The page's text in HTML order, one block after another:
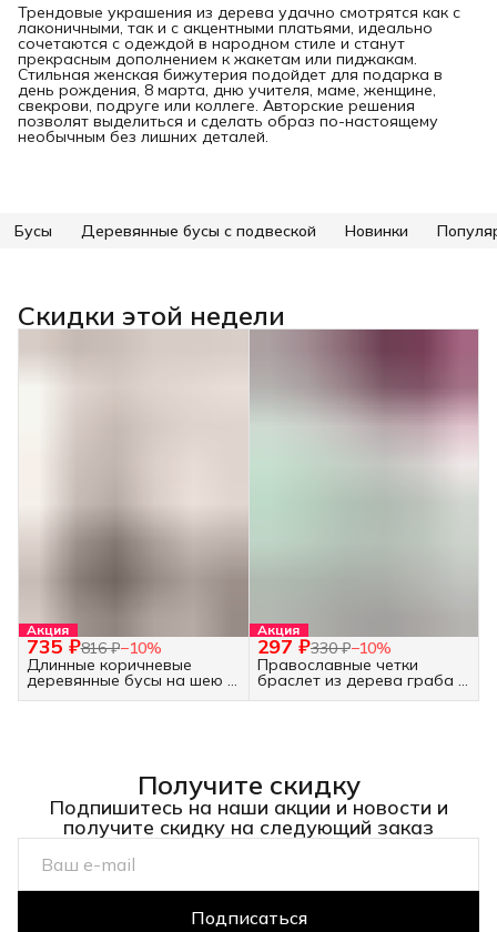
Трендовые украшения из дерева удачно смотрятся как с
лаконичными, так и с акцентными платьями, идеально
сочетаются с одеждой в народном стиле и станут
прекрасным дополнением к жакетам или пиджакам.
Стильная женская бижутерия подойдет для подарка в
день рождения, 8 марта, дню учителя, маме, женщине,
свекрови, подруге или коллеге. Авторские решения
позволят выделиться и сделать образ по-настоящему
необычным без лишних деталей.
Бусы Деревянные бусы с подвеской Новинки
Скидки этой недели
Акция
735 ₽816 ₽−10%
Длинные коричневые
деревянные бусы на шею -
Акция
297 ₽330 ₽−10%
Православные четки
браслет из дерева граба -
Получите скидку
Подпишитесь на наши акции и новости и
получите скидку на следующий заказ
Подписаться